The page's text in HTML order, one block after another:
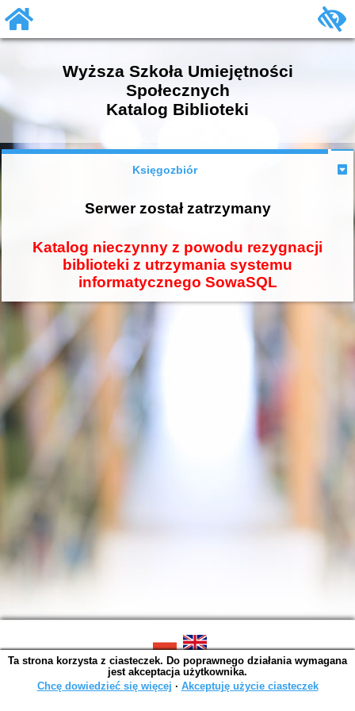
Wyższa Szkoła Umiejętności
Społecznych
Katalog Biblioteki
Księgozbiór
Serwer został zatrzymany
Katalog nieczynny z powodu rezygnacji
biblioteki z utrzymania systemu
informatycznego SowaSQL
SOWA OPAC v. 4.9.11 (2024-07-03)
Wygenerowano w 0,0026 s.
Ta strona korzysta z ciasteczek. Do poprawnego działania wymagana
jest akceptacja użytkownika.
Chcę dowiedzieć się więcej ∙ Akceptuję użycie ciasteczek